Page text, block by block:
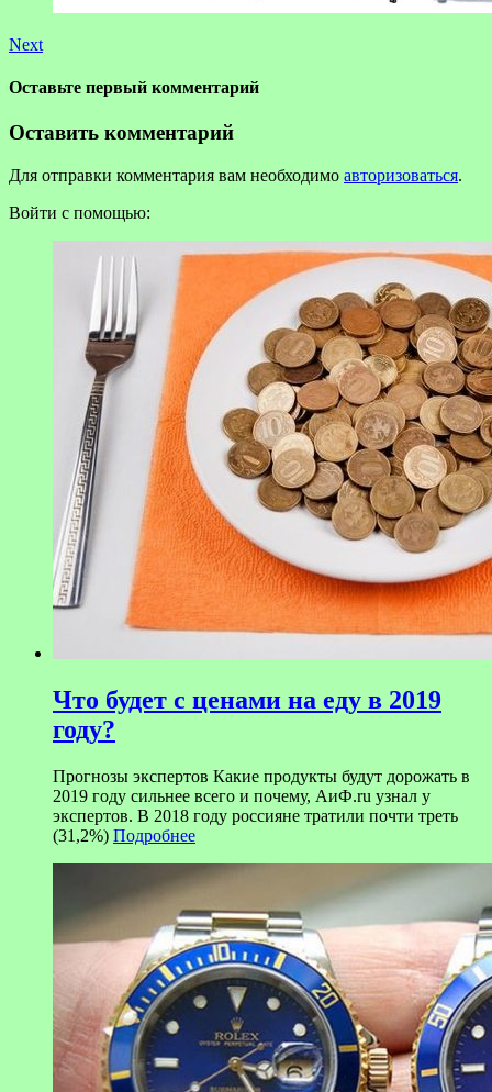
Next
Оставьте первый комментарий
Оставить комментарий
Для отправки комментария вам необходимо авторизоваться.
Войти с помощью:
Что будет с ценами на еду в 2019
году?
Прогнозы экспертов Какие продукты будут дорожать в
2019 году сильнее всего и почему, АиФ.ru узнал у
экспертов. В 2018 году россияне тратили почти треть
(31,2%) Подробнее